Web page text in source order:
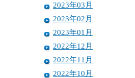
2023年03月
2023年02月
2023年01月
2022年12月
2022年11月
2022年10月